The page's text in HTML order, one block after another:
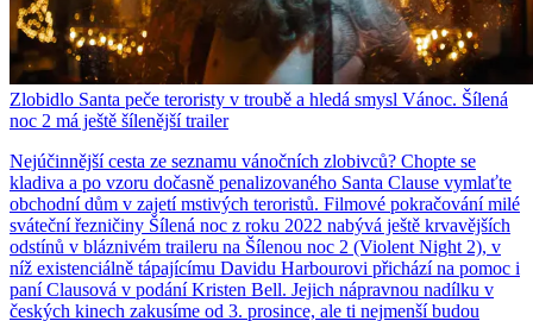
Zlobidlo Santa peče teroristy v troubě a hledá smysl Vánoc. Šílená
noc 2 má ještě šílenější trailer
Nejúčinnější cesta ze seznamu vánočních zlobivců? Chopte se
kladiva a po vzoru dočasně penalizovaného Santa Clause vymlaťte
obchodní dům v zajetí mstivých teroristů. Filmové pokračování milé
sváteční řezničiny Šílená noc z roku 2022 nabývá ještě krvavějších
odstínů v bláznivém traileru na Šílenou noc 2 (Violent Night 2), v
níž existenciálně tápajícímu Davidu Harbourovi přichází na pomoc i
paní Clausová v podání Kristen Bell. Jejich nápravnou nadílku v
českých kinech zakusíme od 3. prosince, ale ti nejmenší budou